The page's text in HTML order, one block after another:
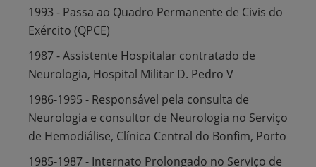
1993 - Passa ao Quadro Permanente de Civis do
Exército (QPCE)
1987 - Assistente Hospitalar contratado de
Neurologia, Hospital Militar D. Pedro V
1986-1995 - Responsável pela consulta de
Neurologia e consultor de Neurologia no Serviço
de Hemodiálise, Clínica Central do Bonfim, Porto
1985-1987 - Internato Prolongado no Serviço de